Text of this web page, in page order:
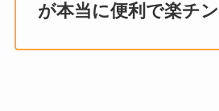
が本当に便利で楽チン